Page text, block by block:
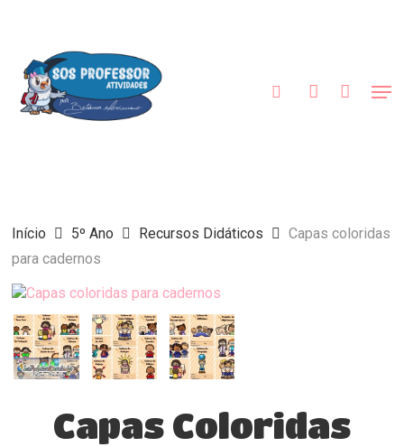
content
Início 5º Ano Recursos Didáticos
Capas coloridas
para cadernos
Capas Coloridas